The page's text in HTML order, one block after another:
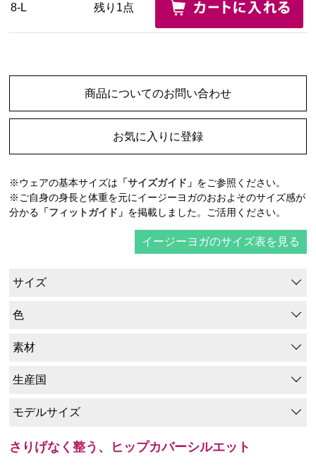
8-L 残り1点
商品についてのお問い合わせ
お気に入りに登録
※ウェアの基本サイズは 「サイズガイド」 をご参照ください。
※ご自身の身長と体重を元にイージーヨガのおおよそのサイズ感が
分かる 「フィットガイド」 を掲載しました。ご活用ください。
イージーヨガのサイズ表を見る
サイズ
色
素材
生産国
モデルサイズ
さりげなく整う、ヒップカバーシルエット